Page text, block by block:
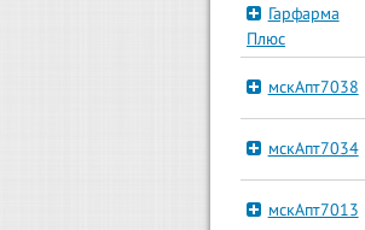
Гарфарма
Плюс
мскАпт7038
мскАпт7034
мскАпт7013